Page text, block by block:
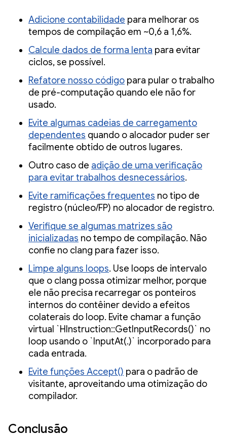
Adicione contabilidade para melhorar os
tempos de compilação em ~0,6 a 1,6%.
Calcule dados de forma lenta para evitar
ciclos, se possível.
Refatore nosso código para pular o trabalho
de pré-computação quando ele não for
usado.
Evite algumas cadeias de carregamento
dependentes quando o alocador puder ser
facilmente obtido de outros lugares.
Outro caso de adição de uma verificação
para evitar trabalhos desnecessários.
Evite ramificações frequentes no tipo de
registro (núcleo/FP) no alocador de registro.
Verifique se algumas matrizes são
inicializadas no tempo de compilação. Não
confie no clang para fazer isso.
Limpe alguns loops. Use loops de intervalo
que o clang possa otimizar melhor, porque
ele não precisa recarregar os ponteiros
internos do contêiner devido a efeitos
colaterais do loop. Evite chamar a função
virtual `HInstruction::GetInputRecords()` no
loop usando o `InputAt(.)` incorporado para
cada entrada.
Evite funções Accept() para o padrão de
visitante, aproveitando uma otimização do
compilador.
Conclusão